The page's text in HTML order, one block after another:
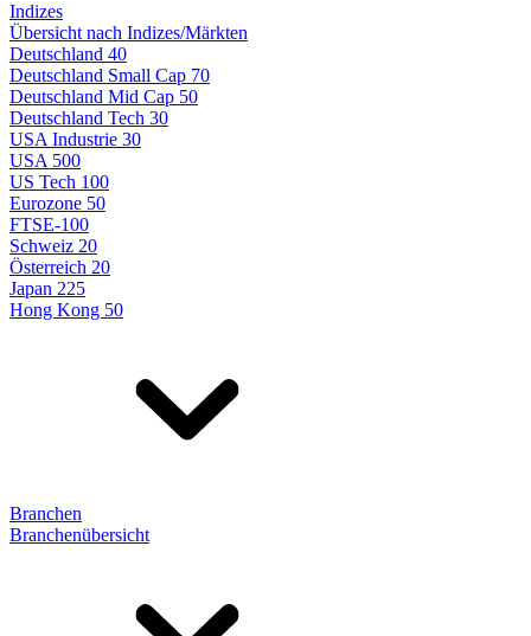
Indizes
Übersicht nach Indizes/Märkten
Deutschland 40
Deutschland Small Cap 70
Deutschland Mid Cap 50
Deutschland Tech 30
USA Industrie 30
USA 500
US Tech 100
Eurozone 50
FTSE-100
Schweiz 20
Österreich 20
Japan 225
Hong Kong 50
Branchen
Branchenübersicht